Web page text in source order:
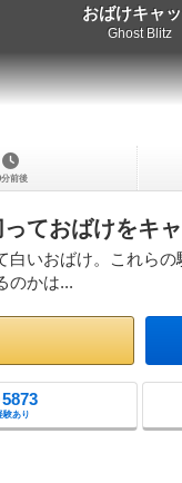
おばけキャ
Ghost Blitz
分前後
ておばけをキャ
いおばけ。これら
のかは...
5873
験あり